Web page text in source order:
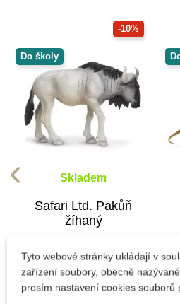
-10%
Do školy
Skladem
Safari Ltd. Pakůň
žíhaný
238 Kč264 Kč
Tyto webové stránky ukládají v
zařízení soubory, obecně
prosím nastavení cookies souborů